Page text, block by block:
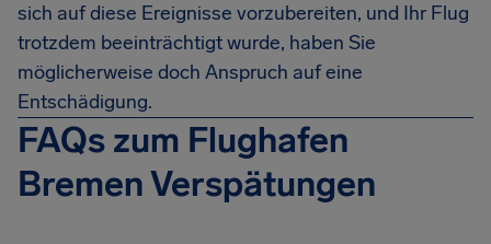
sich auf diese Ereignisse vorzubereiten, und Ihr Flug
trotzdem beeinträchtigt wurde, haben Sie
möglicherweise doch Anspruch auf eine
Entschädigung.
FAQs zum Flughafen
Bremen Verspätungen